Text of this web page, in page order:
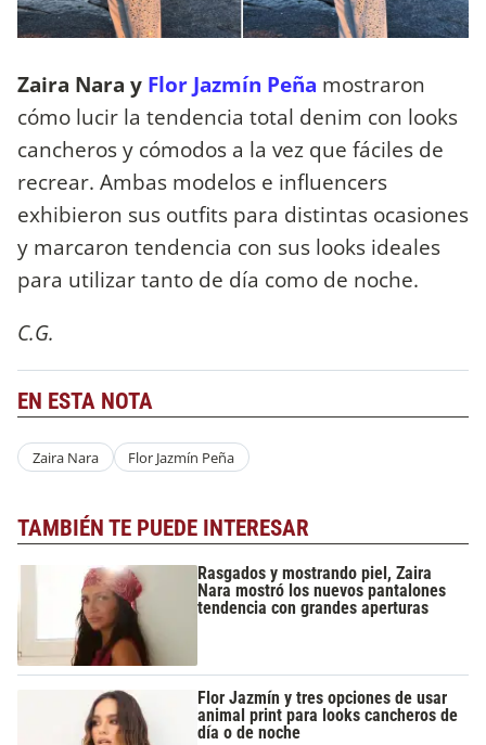
Zaira Nara y Flor Jazmín Peña mostraron
cómo lucir la tendencia total denim con looks
cancheros y cómodos a la vez que fáciles de
recrear. Ambas modelos e influencers
exhibieron sus outfits para distintas ocasiones
y marcaron tendencia con sus looks ideales
para utilizar tanto de día como de noche.
C.G.
EN ESTA NOTA
Zaira Nara Flor Jazmín Peña
TAMBIÉN TE PUEDE INTERESAR
Rasgados y mostrando piel, Zaira
Nara mostró los nuevos pantalones
tendencia con grandes aperturas
Flor Jazmín y tres opciones de usar
animal print para looks cancheros de
día o de noche